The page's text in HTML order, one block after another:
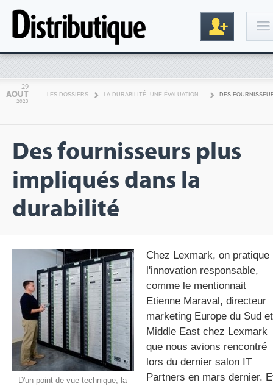
gratuite
29
AOUT
2023
LES DOSSIERS LA DURABILITÉ, UNE ÉVALUATION... DES
Des fournisseurs plus
impliqués dans la
durabilité
D'un point de vue technique, la
Chez Lexmark, on pratique
l'innovation responsable,
comme le mentionnait
Etienne Maraval, directeur
marketing Europe du Sud et
Middle East chez Lexmark
que nous avions rencontré
lors du dernier salon IT
Partners en mars dernier.